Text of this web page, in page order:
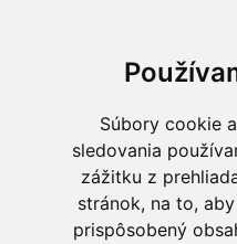
Súbory cookie
sledovania
zážitku z
stránok, na to,
prispôsobený